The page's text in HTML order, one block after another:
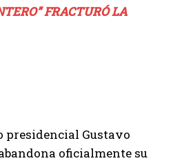
FRACTURÓ LA
presidencial Gustavo
oficialmente su